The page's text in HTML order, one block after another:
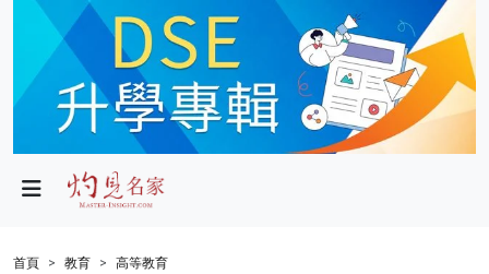
政局
財經
首頁 教育
高等教育